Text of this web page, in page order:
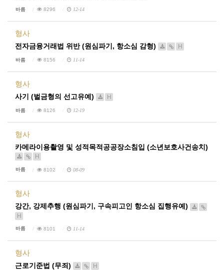
바름 8296 12-14
형사
전자금융거래법 위반 (원심파기, 항소심 감형)
H
바름 8156 11-14
형사
사기 (벌금형의 선고유예)
H
바름 8126 12-19
형사
카메라이용촬영 및 성적목적공공장소침입 (소년보호사건송치)
H
바름 8102 08-09
형사
강간, 강제추행 (원심파기, 구속피고인 항소심 집행유예)
H
바름 8101 11-14
형사
근로기준법 (무죄)
H